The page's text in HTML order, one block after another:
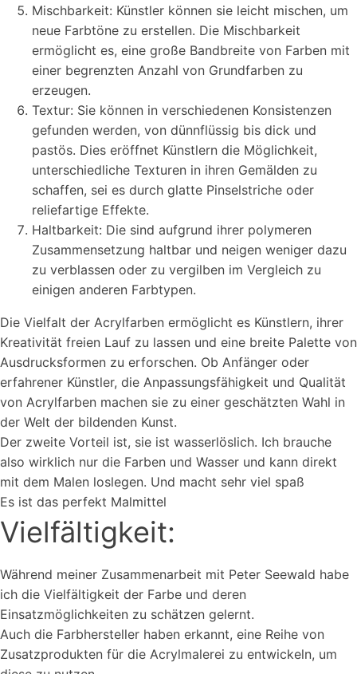
Mischbarkeit: Künstler können sie leicht mischen, um
neue Farbtöne zu erstellen. Die Mischbarkeit
ermöglicht es, eine große Bandbreite von Farben mit
einer begrenzten Anzahl von Grundfarben zu
erzeugen.
Textur: Sie können in verschiedenen Konsistenzen
gefunden werden, von dünnflüssig bis dick und
pastös. Dies eröffnet Künstlern die Möglichkeit,
unterschiedliche Texturen in ihren Gemälden zu
schaffen, sei es durch glatte Pinselstriche oder
reliefartige Effekte.
Haltbarkeit: Die sind aufgrund ihrer polymeren
Zusammensetzung haltbar und neigen weniger dazu
zu verblassen oder zu vergilben im Vergleich zu
einigen anderen Farbtypen.
Die Vielfalt der Acrylfarben ermöglicht es Künstlern, ihrer
Kreativität freien Lauf zu lassen und eine breite Palette von
Ausdrucksformen zu erforschen. Ob Anfänger oder
erfahrener Künstler, die Anpassungsfähigkeit und Qualität
von Acrylfarben machen sie zu einer geschätzten Wahl in
der Welt der bildenden Kunst.
Der zweite Vorteil ist, sie ist wasserlöslich. Ich brauche
also wirklich nur die Farben und Wasser und kann direkt
mit dem Malen loslegen. Und macht sehr viel spaß
Es ist das perfekt Malmittel
Vielfältigkeit:
Während meiner Zusammenarbeit mit Peter Seewald habe
ich die Vielfältigkeit der Farbe und deren
Einsatzmöglichkeiten zu schätzen gelernt.
Auch die Farbhersteller haben erkannt, eine Reihe von
Zusatzprodukten für die Acrylmalerei zu entwickeln, um